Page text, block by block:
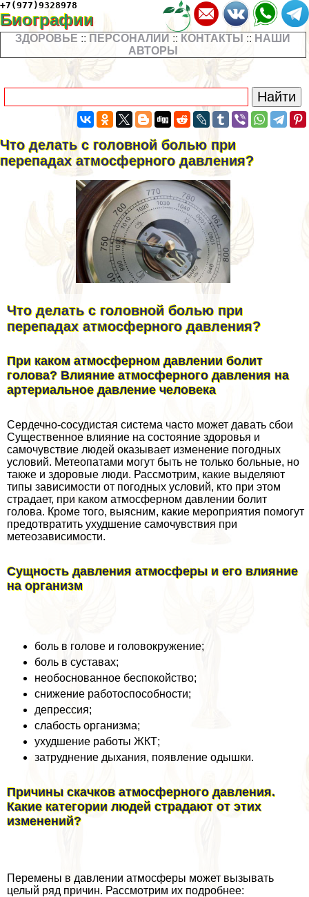
+7(977)9328978
Биографии
ЗДОРОВЬЕ :: ПЕРСОНАЛИИ :: КОНТАКТЫ :: НАШИ
АВТОРЫ
Что делать с головной болью при
перепадах атмосферного давления?
Что делать с головной болью при
перепадах атмосферного давления?
При каком атмосферном давлении болит
голова? Влияние атмосферного давления на
артериальное давление человека
Сердечно-сосудистая система часто может давать сбои
Существенное влияние на состояние здоровья и
самочувствие людей оказывает изменение погодных
условий. Метеопатами могут быть не только больные, но
также и здоровые люди. Рассмотрим, какие выделяют
типы зависимости от погодных условий, кто при этом
страдает, при каком атмосферном давлении болит
голова. Кроме того, выясним, какие мероприятия помогут
предотвратить ухудшение самочувствия при
метеозависимости.
Сущность давления атмосферы и его влияние
на организм
боль в голове и головокружение;
боль в суставах;
необоснованное беспокойство;
снижение работоспособности;
депрессия;
слабость организма;
ухудшение работы ЖКТ;
затруднение дыхания, появление одышки.
Причины скачков атмосферного давления.
Какие категории людей страдают от этих
изменений?
Перемены в давлении атмосферы может вызывать
целый ряд причин. Рассмотрим их подробнее: